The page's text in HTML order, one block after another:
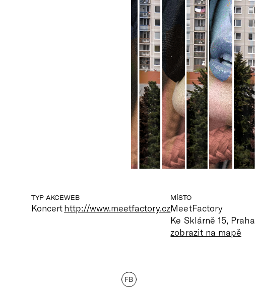
TYP AKCE
Koncert
WEB
http://www.meetfactory.cz
MÍSTO
MeetFactory
Ke Sklárně 15, Praha
zobrazit na mapě
FB